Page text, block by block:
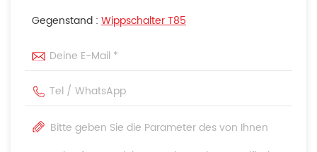
Gegenstand : Wippschalter T85